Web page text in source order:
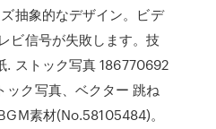
抽象的なデザイン。ビデ
ビ信号が失敗します。技
. ストック写真 186770692
ック写真、ベクター 跳ね
素材(No.58105484)。